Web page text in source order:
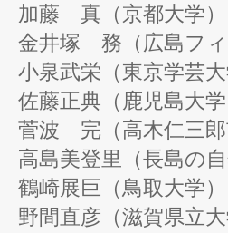
加藤 真（京都大学）
金井塚 務（広島フ
小泉武栄（東京学芸大
佐藤正典（鹿児島大学
菅波 完（高木仁三郎
高島美登里（長島の自
鶴崎展巨（鳥取大学）
野間直彦（滋賀県立大